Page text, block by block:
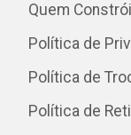
Quem
Política de
Política de
Política de